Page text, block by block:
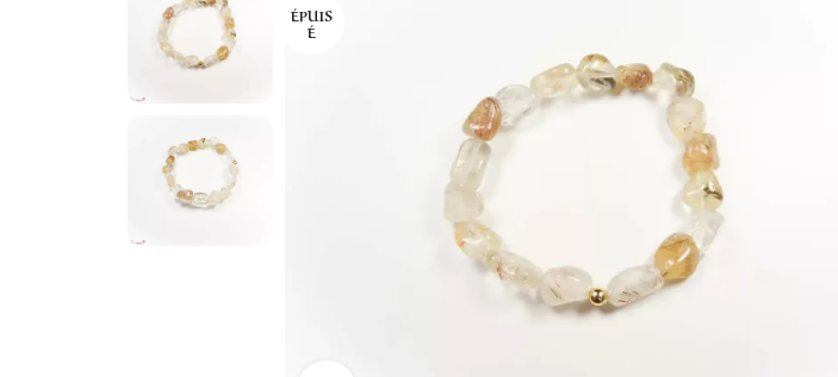
ÉPUIS
É